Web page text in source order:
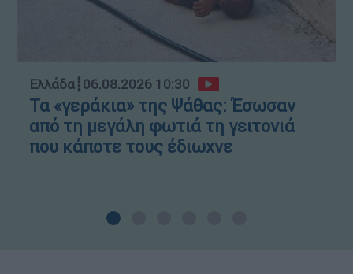
Ελλάδα┋06.08.2026 10:30
Τα «γεράκια» της Ψάθας: Έσωσαν
από τη μεγάλη φωτιά τη γειτονιά
που κάποτε τους έδιωχνε